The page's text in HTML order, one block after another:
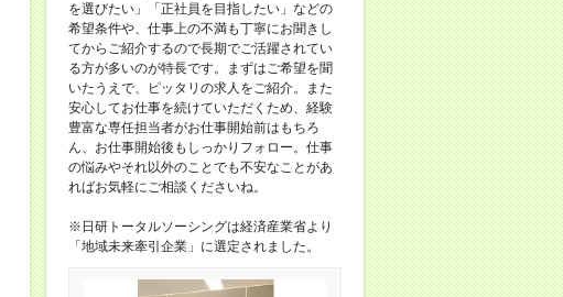
を選びたい」「正社員を目指したい」などの
希望条件や、仕事上の不満も丁寧にお聞きし
てからご紹介するので長期でご活躍されてい
る方が多いのが特長です。まずはご希望を聞
いたうえで、ピッタリの求人をご紹介。また
安心してお仕事を続けていただくため、経験
豊富な専任担当者がお仕事開始前はもちろ
ん、お仕事開始後もしっかりフォロー。仕事
の悩みやそれ以外のことでも不安なことがあ
ればお気軽にご相談くださいね。
※日研トータルソーシングは経済産業省より
「地域未来牽引企業」に選定されました。